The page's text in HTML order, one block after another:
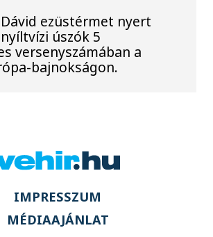
ezüstérmet nyert
úszók 5
versenyszámában a
bajnokságon.
IMPRESSZUM
MÉDIAAJÁNLAT